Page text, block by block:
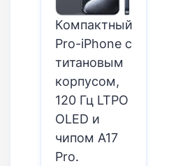
Компактный
Pro-iPhone с
титановым
корпусом,
120 Гц LTPO
OLED и
чипом A17
Pro.